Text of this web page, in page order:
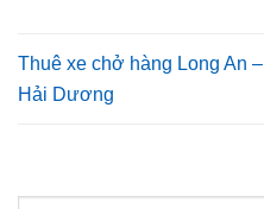
Thuê xe chở hàng Long An –
Hải Dương